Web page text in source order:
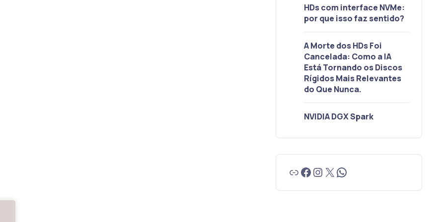
HDs com interface NVMe:
por que isso faz sentido?
A Morte dos HDs Foi
Cancelada: Como a IA
Está Tornando os Discos
Rígidos Mais Relevantes
do Que Nunca.
NVIDIA DGX Spark
LinkFacebook
Instagram
X WhatsApp